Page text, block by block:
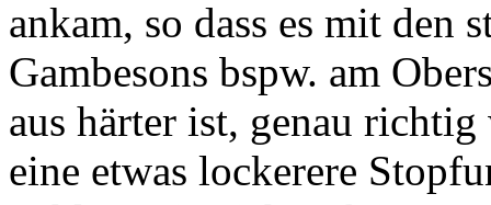
ankam, so dass es mit den
Gambesons bspw. am
aus härter ist, genau
eine etwas lockerere